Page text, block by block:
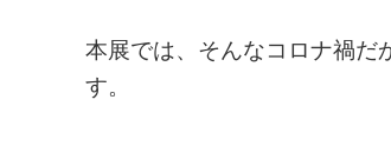
本展では、そんなコロナ禍だ
す。